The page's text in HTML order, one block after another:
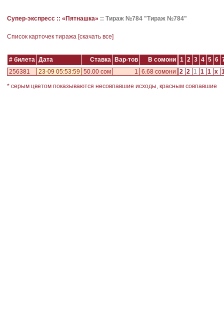
Супер-экспресс :: «Пятнашка» :: Тираж №784 "Тираж №784"
Cписок карточек тиража [скачать все]
# билета Дата Ставка Вар-тов В сомони 1 2 3 4 5 6
256381
23-09 05:53:59 50.00 сом 1 6.68 сомони 2 2 1 1 1 x
* серым цветом показываются несовпавшие исходы, красным совпавшие